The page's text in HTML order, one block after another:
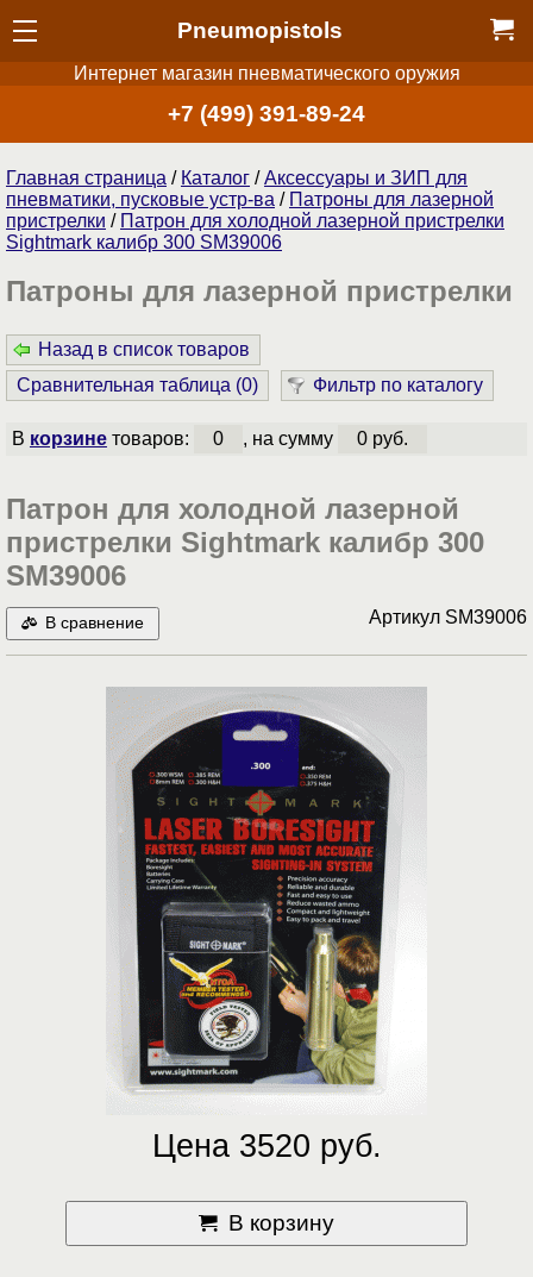
Pneumopistols
Интернет магазин пневматического оружия
+7 (499) 391-89-24
Главная страница / Каталог /Аксессуары и ЗИП для
пневматики, пусковые устр-ва / Патроны для лазерной
пристрелки / Патрон для холодной лазерной пристрелки
Sightmark калибр 300 SM39006
Патроны для лазерной пристрелки
Назад в список товаров
Сравнительная таблица (0) Фильтр по каталогу
В корзинетоваров: 0 , на сумму 0 руб.
Патрон для холодной лазерной
пристрелки Sightmark калибр 300
SM39006
В сравнение Артикул SM39006
Цена 3520 руб.
В корзину